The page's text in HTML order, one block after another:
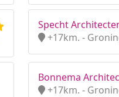
Specht
+17km. -
Bonnema
+17km. -